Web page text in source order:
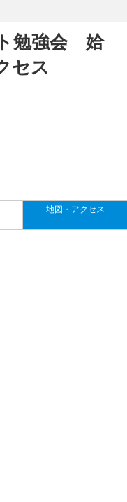
勉強会 姶
セス
地図・アクセス